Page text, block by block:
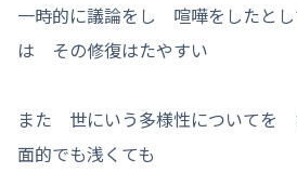
一時的に議論をし 喧嘩をしたと
は その修復はたやすい
また 世にいう多様性について
面的でも浅くても